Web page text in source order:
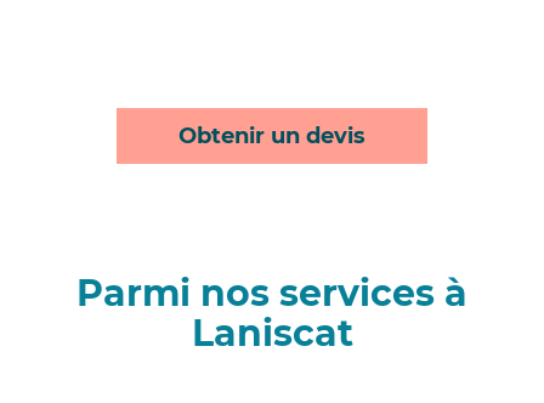
Obtenir un devis
Parmi nos services à
Laniscat